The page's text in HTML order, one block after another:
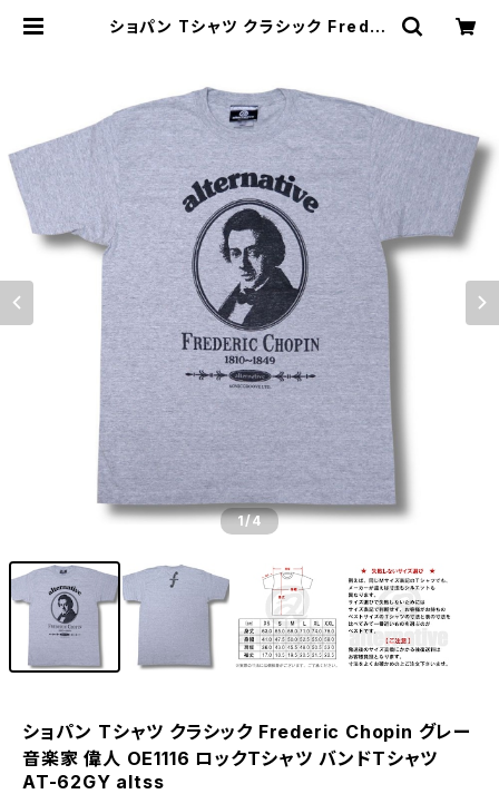
ショパン Tシャツ クラシック Freder
kyo
1/4
ショパン Tシャツ クラシック Frederic Chopin グレー
音楽家 偉人 OE1116 ロックTシャツ バンドTシャツ
AT-62GY altss